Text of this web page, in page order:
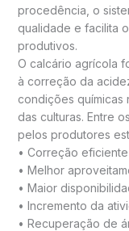
procedência, o
qualidade e facilita
produtivos.
O calcário agrícola
à correção da
condições químicas
das culturas. Entre
pelos produtores
• Correção
• Melhor
• Maior
• Incremento da
• Recuperação de